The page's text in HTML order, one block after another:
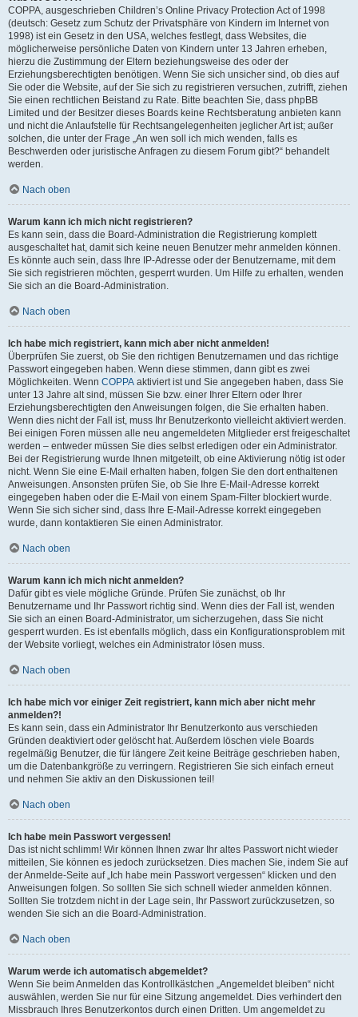
COPPA, ausgeschrieben Children’s Online Privacy Protection Act of 1998
(deutsch: Gesetz zum Schutz der Privatsphäre von Kindern im Internet von
1998) ist ein Gesetz in den USA, welches festlegt, dass Websites, die
möglicherweise persönliche Daten von Kindern unter 13 Jahren erheben,
hierzu die Zustimmung der Eltern beziehungsweise des oder der
Erziehungsberechtigten benötigen. Wenn Sie sich unsicher sind, ob dies auf
Sie oder die Website, auf der Sie sich zu registrieren versuchen, zutrifft, ziehen
Sie einen rechtlichen Beistand zu Rate. Bitte beachten Sie, dass phpBB
Limited und der Besitzer dieses Boards keine Rechtsberatung anbieten kann
und nicht die Anlaufstelle für Rechtsangelegenheiten jeglicher Art ist; außer
solchen, die unter der Frage „An wen soll ich mich wenden, falls es
Beschwerden oder juristische Anfragen zu diesem Forum gibt?“ behandelt
werden.
Nach oben
Warum kann ich mich nicht registrieren?
Es kann sein, dass die Board-Administration die Registrierung komplett
ausgeschaltet hat, damit sich keine neuen Benutzer mehr anmelden können.
Es könnte auch sein, dass Ihre IP-Adresse oder der Benutzername, mit dem
Sie sich registrieren möchten, gesperrt wurden. Um Hilfe zu erhalten, wenden
Sie sich an die Board-Administration.
Nach oben
Ich habe mich registriert, kann mich aber nicht anmelden!
Überprüfen Sie zuerst, ob Sie den richtigen Benutzernamen und das richtige
Passwort eingegeben haben. Wenn diese stimmen, dann gibt es zwei
Möglichkeiten. Wenn COPPA aktiviert ist und Sie angegeben haben, dass Sie
unter 13 Jahre alt sind, müssen Sie bzw. einer Ihrer Eltern oder Ihrer
Erziehungsberechtigten den Anweisungen folgen, die Sie erhalten haben.
Wenn dies nicht der Fall ist, muss Ihr Benutzerkonto vielleicht aktiviert werden.
Bei einigen Foren müssen alle neu angemeldeten Mitglieder erst freigeschaltet
werden – entweder müssen Sie dies selbst erledigen oder ein Administrator.
Bei der Registrierung wurde Ihnen mitgeteilt, ob eine Aktivierung nötig ist oder
nicht. Wenn Sie eine E-Mail erhalten haben, folgen Sie den dort enthaltenen
Anweisungen. Ansonsten prüfen Sie, ob Sie Ihre E-Mail-Adresse korrekt
eingegeben haben oder die E-Mail von einem Spam-Filter blockiert wurde.
Wenn Sie sich sicher sind, dass Ihre E-Mail-Adresse korrekt eingegeben
wurde, dann kontaktieren Sie einen Administrator.
Nach oben
Warum kann ich mich nicht anmelden?
Dafür gibt es viele mögliche Gründe. Prüfen Sie zunächst, ob Ihr
Benutzername und Ihr Passwort richtig sind. Wenn dies der Fall ist, wenden
Sie sich an einen Board-Administrator, um sicherzugehen, dass Sie nicht
gesperrt wurden. Es ist ebenfalls möglich, dass ein Konfigurationsproblem mit
der Website vorliegt, welches ein Administrator lösen muss.
Nach oben
Ich habe mich vor einiger Zeit registriert, kann mich aber nicht mehr
anmelden?!
Es kann sein, dass ein Administrator Ihr Benutzerkonto aus verschieden
Gründen deaktiviert oder gelöscht hat. Außerdem löschen viele Boards
regelmäßig Benutzer, die für längere Zeit keine Beiträge geschrieben haben,
um die Datenbankgröße zu verringern. Registrieren Sie sich einfach erneut
und nehmen Sie aktiv an den Diskussionen teil!
Nach oben
Ich habe mein Passwort vergessen!
Das ist nicht schlimm! Wir können Ihnen zwar Ihr altes Passwort nicht wieder
mitteilen, Sie können es jedoch zurücksetzen. Dies machen Sie, indem Sie auf
der Anmelde-Seite auf „Ich habe mein Passwort vergessen“ klicken und den
Anweisungen folgen. So sollten Sie sich schnell wieder anmelden können.
Sollten Sie trotzdem nicht in der Lage sein, Ihr Passwort zurückzusetzen, so
wenden Sie sich an die Board-Administration.
Nach oben
Warum werde ich automatisch abgemeldet?
Wenn Sie beim Anmelden das Kontrollkästchen „Angemeldet bleiben“ nicht
auswählen, werden Sie nur für eine Sitzung angemeldet. Dies verhindert den
Missbrauch Ihres Benutzerkontos durch einen Dritten. Um angemeldet zu